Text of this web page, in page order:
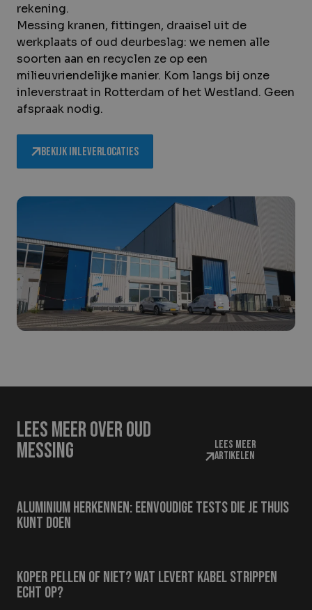
rekening.
Messing kranen, fittingen, draaisel uit de
werkplaats of oud deurbeslag: we nemen alle
soorten aan en recyclen ze op een
milieuvriendelijke manier. Kom langs bij onze
inleverstraat in Rotterdam of het Westland. Geen
afspraak nodig.
Bekijk inleverlocaties
Lees meer over oud
messing
Lees meer
artikelen
Aluminium herkennen: eenvoudige tests die je thuis
kunt doen
Koper pellen of niet? Wat levert kabel strippen
echt op?